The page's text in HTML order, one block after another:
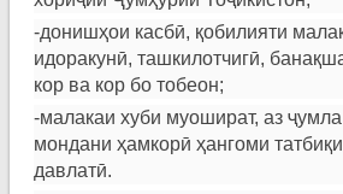
-донишҳои касбӣ, қобилияти
идоракунӣ, ташкилотчигӣ,
кор ва кор бо тобеон;
-малакаи хуби муошират, аз
мондани ҳамкорӣ ҳангоми
давлатӣ.